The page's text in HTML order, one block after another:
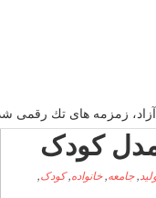
زمزمه های تك رقمی
کودک
,جامعه,خانواده,کودک,